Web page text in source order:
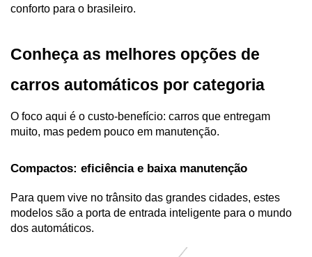
conforto para o brasileiro.
Conheça as melhores opções de
carros automáticos por categoria
O foco aqui é o custo-benefício: carros que entregam
muito, mas pedem pouco em manutenção.
Compactos: eficiência e baixa manutenção
Para quem vive no trânsito das grandes cidades, estes
modelos são a porta de entrada inteligente para o mundo
dos automáticos.